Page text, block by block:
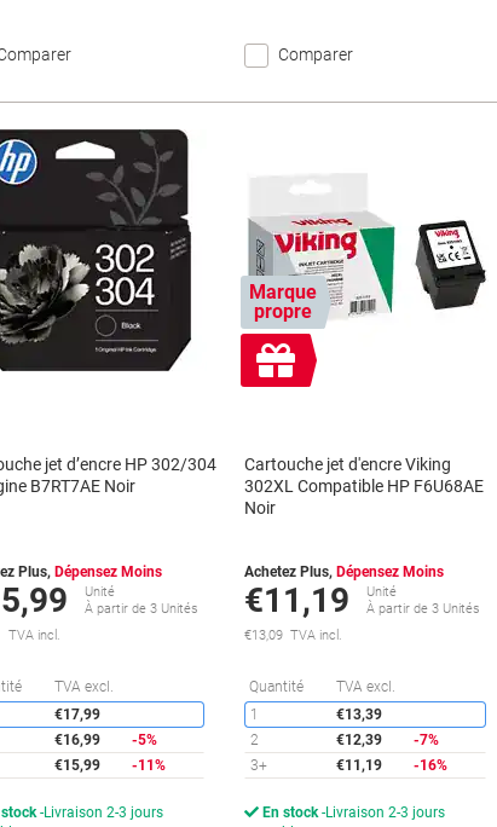
Comparer
jet d’encre HP 302/304
B7RT7AE Noir
Plus, Dépensez Moins
Unité
À partir de 3 Unités
TVA incl.
TVA excl.
Économies
€17,99
€16,99
-5%
€15,99 -11%
stock Livraison 2-3 jours
Marque
propre
Cadeau
gratuit
Cartouche jet d'encre Viking
302XL Compatible HP F6U68AE
Noir
Achetez Plus, Dépensez Moins
€11,19
Unité
À partir de 3 Unités
€13,09 TVA incl.
Quantité TVA excl.
1
€13,39
2
€12,39
-7%
3+
€11,19 -16%
En stock Livraison 2-3 jours